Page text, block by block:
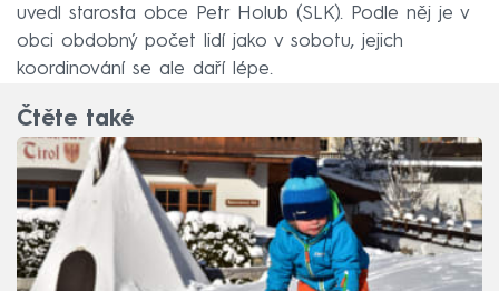
uvedl starosta obce Petr Holub (SLK). Podle něj je v
obci obdobný počet lidí jako v sobotu, jejich
koordinování se ale daří lépe.
Čtěte také